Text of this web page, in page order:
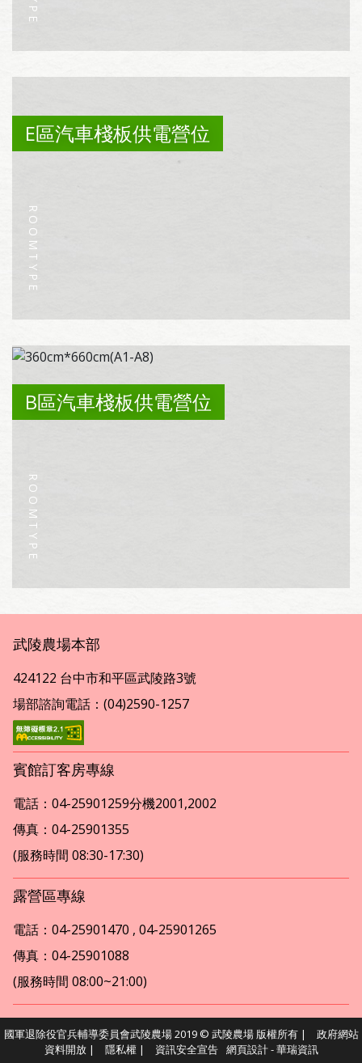
E區汽車棧板供電營位
B區汽車棧板供電營位
武陵農場本部
424122 台中市和平區武陵路3號
場部諮詢電話：(04)2590-1257
賓館訂客房專線
電話：04-25901259分機2001,2002
傳真：04-25901355
(服務時間 08:30-17:30)
露營區專線
電話：04-25901470 , 04-25901265
傳真：04-25901088
(服務時間 08:00~21:00)
國軍退除役官兵輔導委員會武陵農場 2019 © 武陵農場 版權所有 |
政府網站
資料開放| 隱私權| 資訊安全宣告 網頁設計- 華瑞資訊